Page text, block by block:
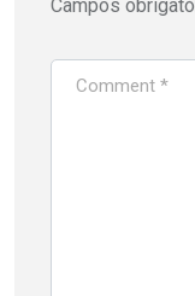
Campos